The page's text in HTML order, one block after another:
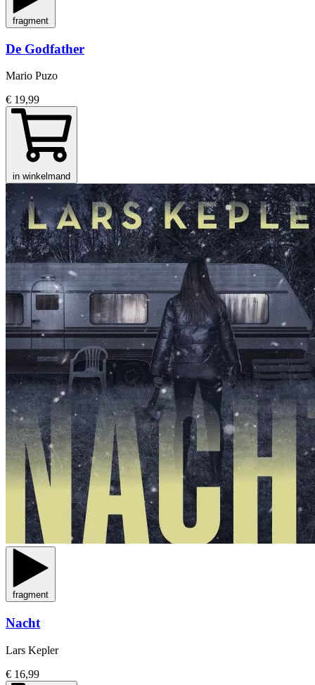
fragment
De Godfather
Mario Puzo
€ 19,99
in winkelmand
fragment
Nacht
Lars Kepler
€ 16,99